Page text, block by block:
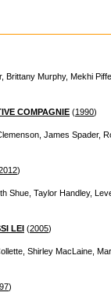
Brittany Murphy, Mekhi
COMPAGNIE (1990)
James Spader,
)
Shue, Taylor Handley,
LEI (2005)
Shirley MacLaine,
)